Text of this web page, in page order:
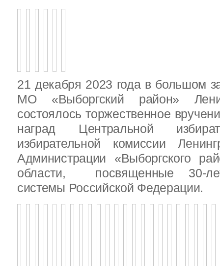
21 декабря 2023 года в большом
МО «Выборгский район»
состоялось торжественное
наград Центральной
избирательной комиссии
Администрации «Выборгского
области, посвященные 30-
системы Российской Федерации.